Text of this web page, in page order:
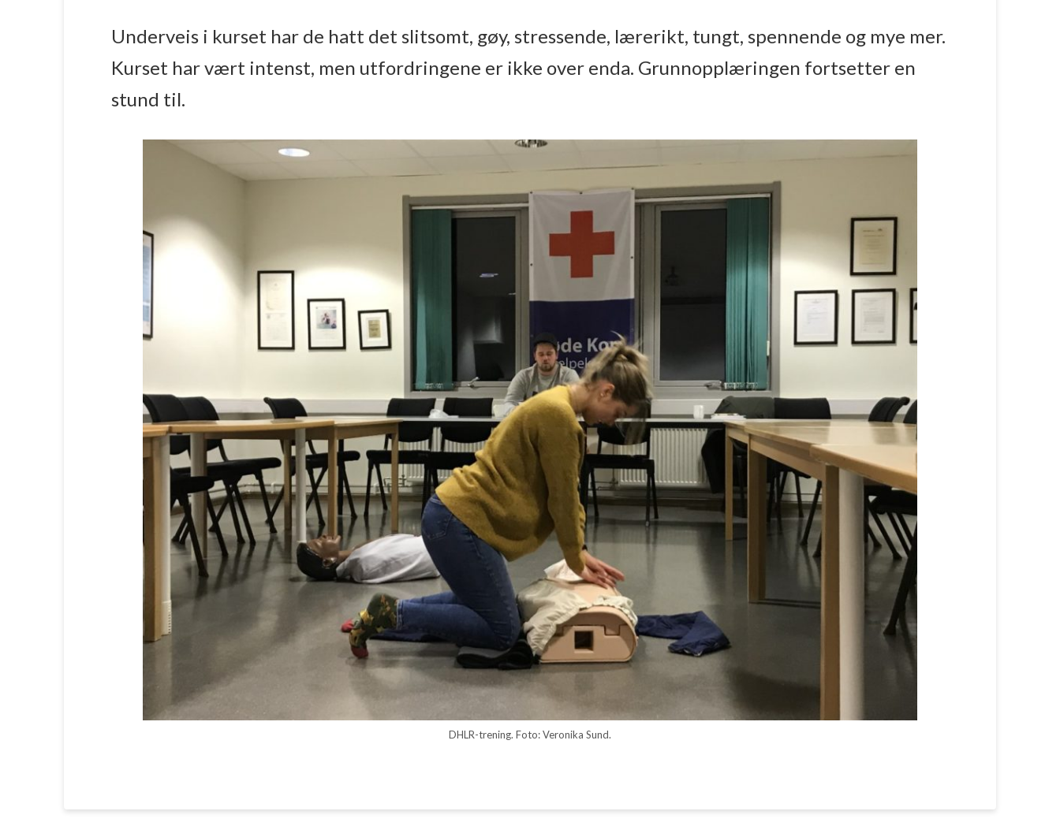
Underveis i kurset har de hatt det slitsomt, gøy, stressende, lærerikt, tungt, spennende og mye mer.
Kurset har vært intenst, men utfordringene er ikke over enda. Grunnopplæringen fortsetter en
stund til.
DHLR-trening. Foto: Veronika Sund.